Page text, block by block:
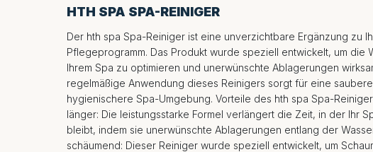
HTH SPA SPA-REINIGER
Der hth spa Spa-Reiniger ist eine unverzichtbare Ergänzung zu
Pflegeprogramm. Das Produkt wurde speziell entwickelt, um die
Ihrem Spa zu optimieren und unerwünschte Ablagerungen
regelmäßige Anwendung dieses Reinigers sorgt für eine
hygienischere Spa-Umgebung. Vorteile des hth spa Spa-
länger: Die leistungsstarke Formel verlängert die Zeit, in der Ihr
bleibt, indem sie unerwünschte Ablagerungen entlang der
schäumend: Dieser Reiniger wurde speziell entwickelt, um